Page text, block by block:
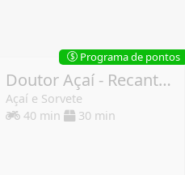
Doutor Açaí - Recanto Minas Gerais
Açaí e Sorvete
40 min
30 min
$ Programa de pontos